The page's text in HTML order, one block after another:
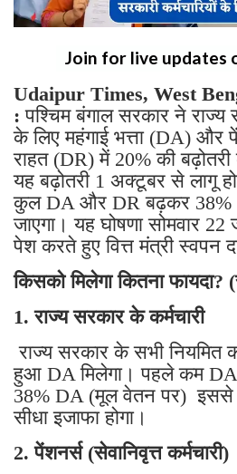
Join for live updates
Udaipur Times, West
:पश्चिम बंगाल सरकार ने राज्य
के लिए महंगाई भत्ता (DA) और
राहत (DR) में 20% की
यह बढ़ोतरी 1 अक्टूबर से लागू
कुल DA और DR बढ़कर 38%
जाएगा। यह घोषणा सोमवार
पेश करते हुए वित्त मंत्री स्वपन
किसको मिलेगा कितना फायदा?
1. राज्य सरकार के कर्मचारी
राज्य सरकार के सभी नियमित
हुआ DA मिलेगा। पहले कम
38% DA (मूल वेतन पर) इससे
सीधा इजाफा होगा।
2. पेंशनर्स (सेवानिवृत्त कर्मचारी)